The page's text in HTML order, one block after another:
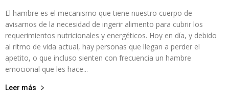
El hambre es el mecanismo que tiene nuestro cuerpo de
avisarnos de la necesidad de ingerir alimento para cubrir los
requerimientos nutricionales y energéticos. Hoy en día, y debido
al ritmo de vida actual, hay personas que llegan a perder el
apetito, o que incluso sienten con frecuencia un hambre
emocional que les hace...
Leer más